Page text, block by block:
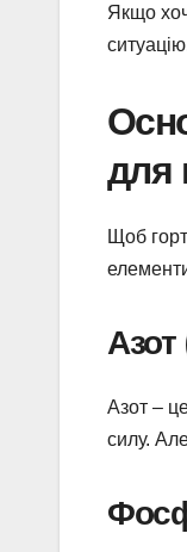
Якщо
для
Щоб
Азот
Азот –
силу.